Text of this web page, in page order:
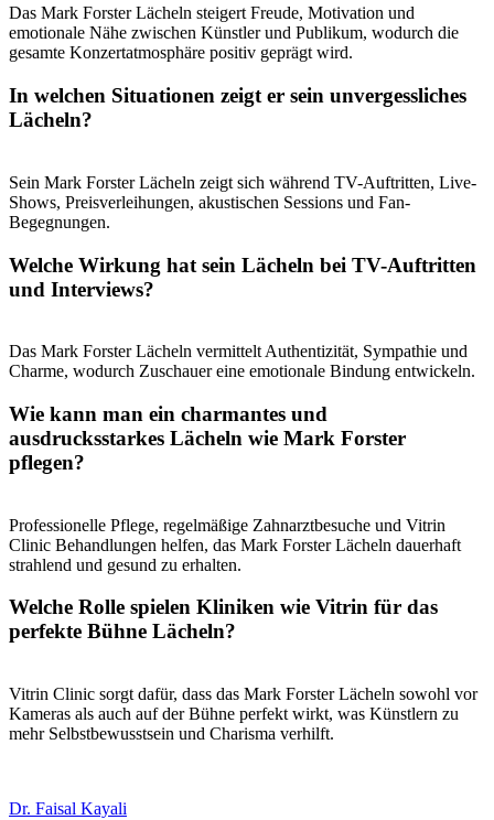
Das Mark Forster Lächeln steigert Freude, Motivation und
emotionale Nähe zwischen Künstler und Publikum, wodurch die
gesamte Konzertatmosphäre positiv geprägt wird.
In welchen Situationen zeigt er sein unvergessliches
Lächeln?
Sein Mark Forster Lächeln zeigt sich während TV-Auftritten, Live-
Shows, Preisverleihungen, akustischen Sessions und Fan-
Begegnungen.
Welche Wirkung hat sein Lächeln bei TV-Auftritten
und Interviews?
Das Mark Forster Lächeln vermittelt Authentizität, Sympathie und
Charme, wodurch Zuschauer eine emotionale Bindung entwickeln.
Wie kann man ein charmantes und
ausdrucksstarkes Lächeln wie Mark Forster
pflegen?
Professionelle Pflege, regelmäßige Zahnarztbesuche und Vitrin
Clinic Behandlungen helfen, das Mark Forster Lächeln dauerhaft
strahlend und gesund zu erhalten.
Welche Rolle spielen Kliniken wie Vitrin für das
perfekte Bühne Lächeln?
Vitrin Clinic sorgt dafür, dass das Mark Forster Lächeln sowohl vor
Kameras als auch auf der Bühne perfekt wirkt, was Künstlern zu
mehr Selbstbewusstsein und Charisma verhilft.
Dr. Faisal Kayali